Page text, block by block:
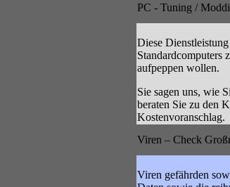
PC - Tuning /
Diese
Standardcomputers
aufpeppen wollen.
Sie sagen uns, wie
beraten Sie zu den
Kostenvoranschlag.
Viren – Check
Viren gefährden